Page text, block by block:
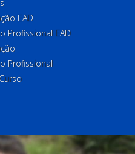
EAD
Profissional EAD
Profissional